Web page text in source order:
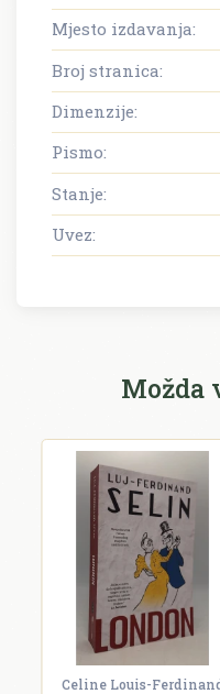
Mjesto izdavanja:
Broj stranica:
Dimenzije:
Pismo:
Stanje:
Uvez:
Možda
Celine Louis-